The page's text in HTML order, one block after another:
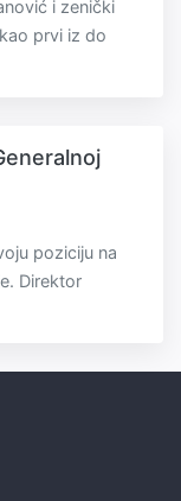
i zenički
prvi iz do
poziciju na
Direktor